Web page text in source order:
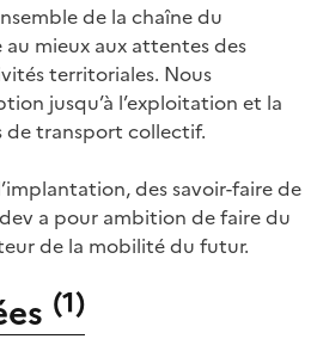
de la chaîne du
mieux aux attentes des
territoriales. Nous
jusqu’à l’exploitation et la
de transport collectif.
des savoir-faire de
a pour ambition de faire du
de la mobilité du futur.
(1)